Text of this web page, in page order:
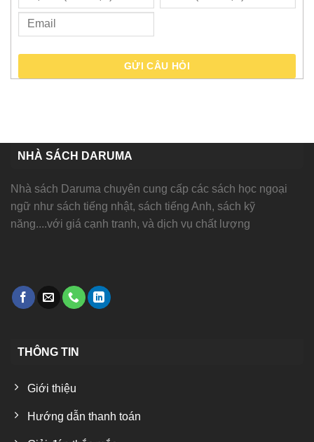
GỬI CÂU HỎI
NHÀ SÁCH DARUMA
Nhà sách Daruma chuyên cung cấp các sách học ngoại
ngữ như sách tiếng nhật, sách tiếng Anh, sách kỹ
năng....với giá cạnh tranh, và dịch vụ chất lượng
THÔNG TIN
Giới thiệu
Hướng dẫn thanh toán